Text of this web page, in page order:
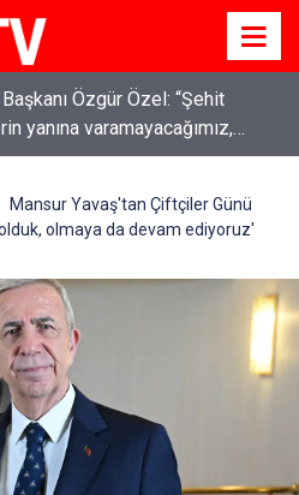
Özgür Özel: “Şehit
yanına varamayacağımız,
işlerin içinde olmayız”
Mansur Yavaş'tan Çiftçiler Günü
olmaya da devam ediyoruz'